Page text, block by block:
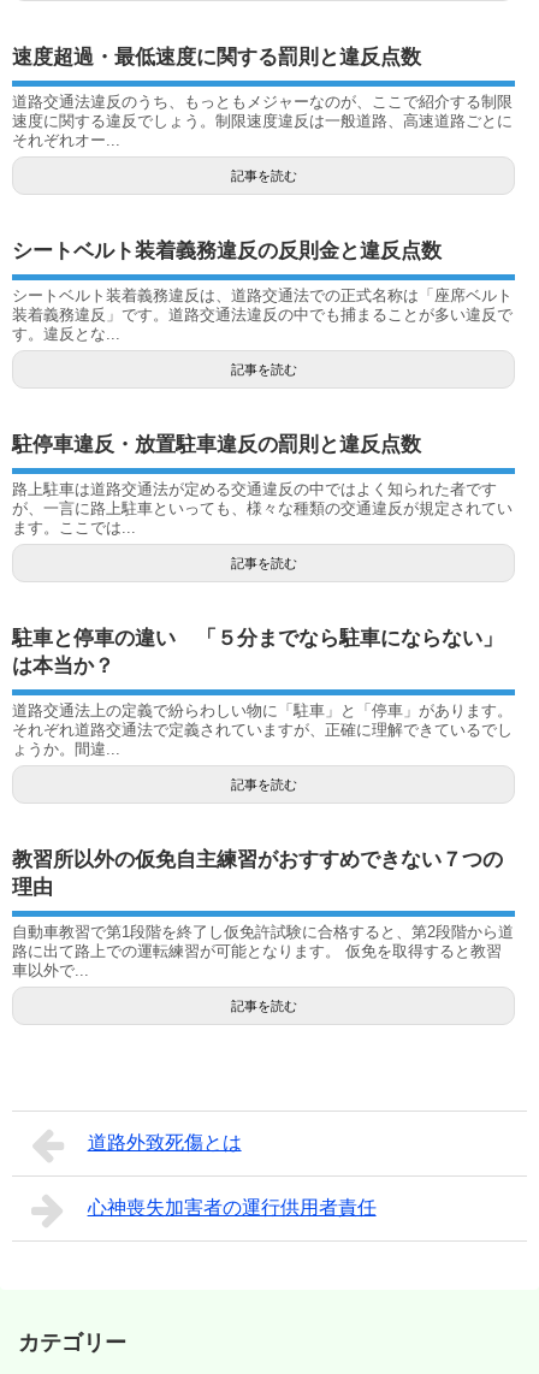
速度超過・最低速度に関する罰則と違反点数
道路交通法違反のうち、もっともメジャーなのが、ここで紹介する制限
速度に関する違反でしょう。制限速度違反は一般道路、高速道路ごとに
それぞれオー...
記事を読む
シートベルト装着義務違反の反則金と違反点数
シートベルト装着義務違反は、道路交通法での正式名称は「座席ベルト
装着義務違反」です。道路交通法違反の中でも捕まることが多い違反で
す。違反とな...
記事を読む
駐停車違反・放置駐車違反の罰則と違反点数
路上駐車は道路交通法が定める交通違反の中ではよく知られた者です
が、一言に路上駐車といっても、様々な種類の交通違反が規定されてい
ます。ここでは...
記事を読む
駐車と停車の違い 「５分までなら駐車にならない」
は本当か？
道路交通法上の定義で紛らわしい物に「駐車」と「停車」があります。
それぞれ道路交通法で定義されていますが、正確に理解できているでし
ょうか。間違...
記事を読む
教習所以外の仮免自主練習がおすすめできない７つの
理由
自動車教習で第1段階を終了し仮免許試験に合格すると、第2段階から道
路に出て路上での運転練習が可能となります。 仮免を取得すると教習
車以外で...
記事を読む
道路外致死傷とは
心神喪失加害者の運行供用者責任
カテゴリー